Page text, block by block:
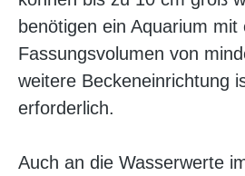
benötigen ein Aquarium mit
Fassungsvolumen von
weitere Beckeneinrichtung
erforderlich.
Auch an die Wasserwerte